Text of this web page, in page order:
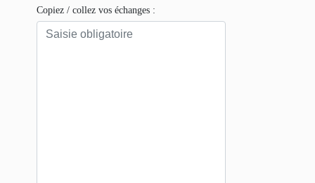
Copiez / collez vos échanges :